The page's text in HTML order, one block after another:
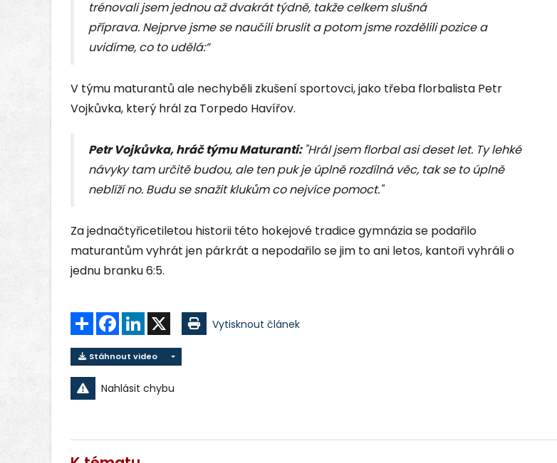
trénovali jsem jednou až dvakrát týdně, takže celkem slušná
příprava. Nejprve jsme se naučili bruslit a potom jsme rozdělili pozice a
uvidíme, co to udělá:”
V týmu maturantů ale nechyběli zkušení sportovci, jako třeba florbalista Petr
Vojkůvka, který hrál za Torpedo Havířov.
Petr Vojkůvka, hráč týmu Maturanti: "Hrál jsem florbal asi deset let. Ty lehké
návyky tam určitě budou, ale ten puk je úplně rozdílná věc, tak se to úplně
neblíží no. Budu se snažit klukům co nejvíce pomoct."
Za jednačtyřicetiletou historii této hokejové tradice gymnázia se podařilo
maturantům vyhrát jen párkrát a nepodařilo se jim to ani letos, kantoři vyhráli o
jednu branku 6:5.
Sdílet FacebookLinkedIn Vytisknout článek
Stáhnout video
Nahlásit chybu